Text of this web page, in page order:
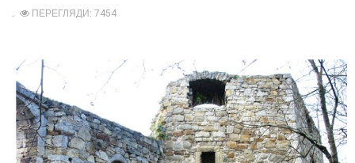
ПЕРЕГЛЯДИ: 7454